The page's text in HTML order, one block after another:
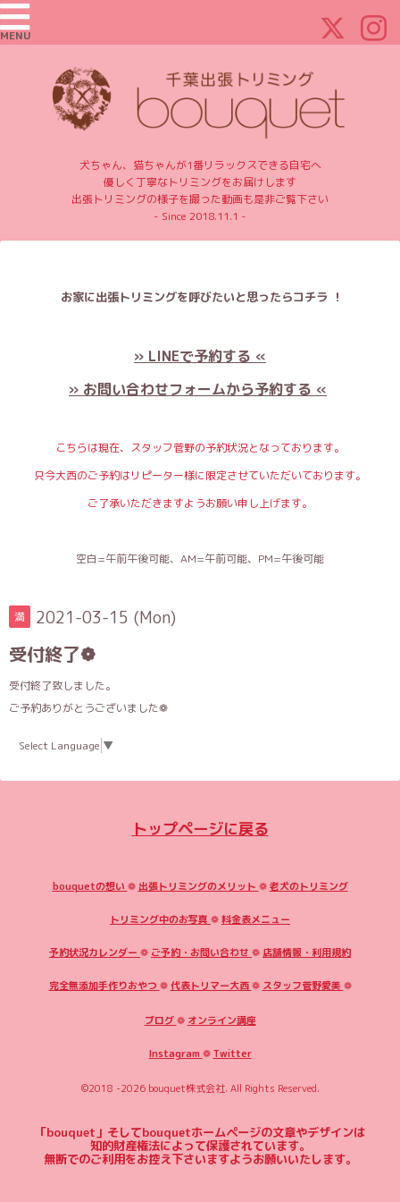
MENU
犬ちゃん、猫ちゃんが1番リラックスできる自宅へ
優しく丁寧なトリミングをお届けします
出張トリミングの様子を撮った動画も是非ご覧下さい
- Since 2018.11.1 -
お家に出張トリミングを呼びたいと思ったらコチラ ！
» LINEで予約する «
» お問い合わせフォームから予約する «
こちらは現在、スタッフ菅野の予約状況となっております。
只今大西のご予約はリピーター様に限定させていただいております。
ご了承いただきますようお願い申し上げます。
空白=午前午後可能、AM=午前可能、PM=午後可能
満 2021-03-15 (Mon)
受付終了❁
受付終了致しました。
ご予約ありがとうございました❁
Select Language ▼
トップページに戻る
bouquetの想い ❁ 出張トリミングのメリット ❁老犬のトリミング
トリミング中のお写真 ❁料金表メニュー
予約状況カレンダー ❁ ご予約・お問い合わせ ❁ 店舗情報・利用規約
完全無添加手作りおやつ ❁代表トリマー大西❁ スタッフ菅野愛美 ❁
ブログ❁ オンライン講座
Instagram ❁Twitter
©2018 -2026 bouquet株式会社. All Rights Reserved.
「bouquet」そしてbouquetホームページの文章やデザインは
知的財産権法によって保護されています。
無断でのご利用をお控え下さいますようお願いいたします。